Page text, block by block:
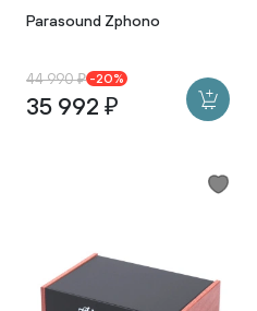
Parasound Zphono
44 990 ₽ -20%
35 992 ₽